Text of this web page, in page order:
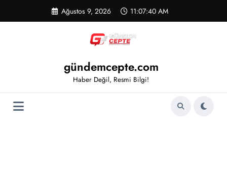
Ağustos 9, 2026 11:07:40 AM
gündemcepte.com
Haber Değil, Resmi Bilgi!